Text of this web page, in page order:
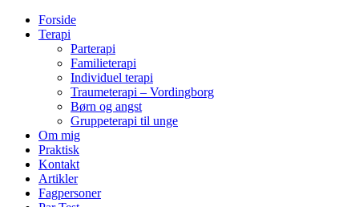
Forside
Terapi
Parterapi
Familieterapi
Individuel terapi
Traumeterapi – Vordingborg
Børn og angst
Gruppeterapi til unge
Om mig
Praktisk
Kontakt
Artikler
Fagpersoner